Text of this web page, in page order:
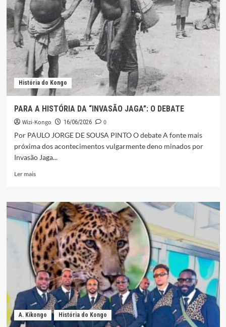
INSTRUMENTO
DE
VIOLÊNCIA
SIMBÓLICA
EM
ANGOLA
História do Kongo
PARA A HISTÓRIA DA “INVASÃO JAGA”: O DEBATE
Wizi-Kongo 16/06/2026
0
Por PAULO JORGE DE SOUSA PINTO O debate A fonte mais
próxima dos acontecimentos vulgarmente deno minados por
Invasão Jaga...
Ler maisLeia
PARA
A
HISTÓRIA
DA
“INVASÃO
JAGA”:
O
DEBATE
A. Kikongo História do Kongo